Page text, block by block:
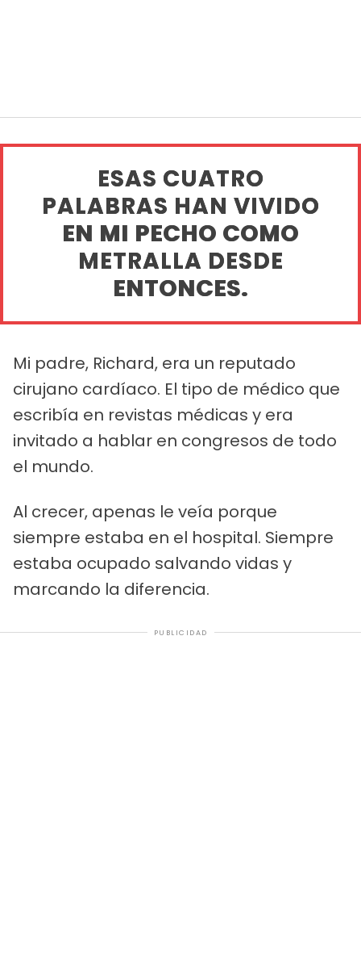
ESAS CUATRO
PALABRAS HAN VIVIDO
EN MI PECHO COMO
METRALLA DESDE
ENTONCES.
Mi padre, Richard, era un reputado
cirujano cardíaco. El tipo de médico que
escribía en revistas médicas y era
invitado a hablar en congresos de todo
el mundo.
Al crecer, apenas le veía porque
siempre estaba en el hospital. Siempre
estaba ocupado salvando vidas y
marcando la diferencia.
PUBLICIDAD